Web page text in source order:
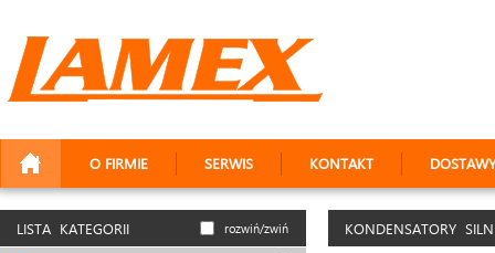
O FIRMIE SERWIS KONTAKT DOSTAWY
LISTA KATEGORII rozwiń/zwiń KONDENSATORY